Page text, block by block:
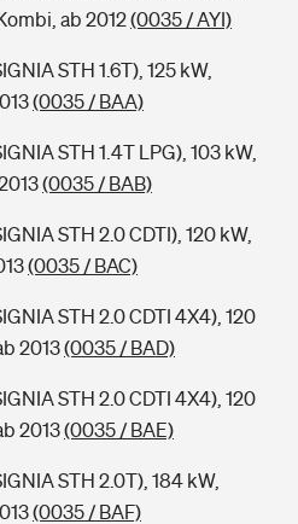
ab 2012(0035 / AYI)
STH 1.6T), 125 kW,
(0035 / BAA)
STH 1.4T LPG), 103 kW,
(0035 / BAB)
STH 2.0 CDTI), 120 kW,
(0035 / BAC)
STH 2.0 CDTI 4X4), 120
2013(0035 / BAD)
STH 2.0 CDTI 4X4), 120
2013(0035 / BAE)
STH 2.0T), 184 kW,
(0035 / BAF)